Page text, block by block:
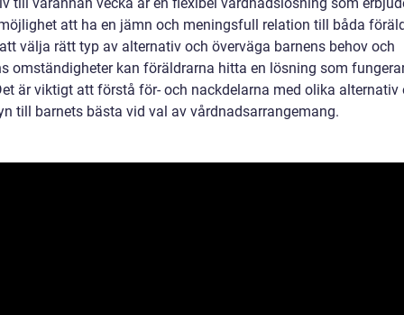
att ha en jämn och meningsfull relation till båda
välja rätt typ av alternativ och överväga barnens behov och
omständigheter kan föräldrarna hitta en lösning som
är viktigt att förstå för- och nackdelarna med olika alternativ
till barnets bästa vid val av vårdnadsarrangemang.